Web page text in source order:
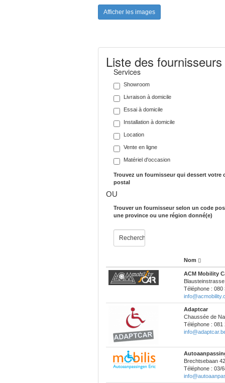
Afficher les images
Liste des fournisseurs
Services
Showroom
Livraison à domicile
Essai à domicile
Installation à domicile
Location
Vente en ligne
Matériel d'occasion
Trouvez un fournisseur qui dessert votre
postal
OU
Trouver un fournisseur selon un code
une province ou une région donné(e)
Nom
ACM Mobility
Téléphone : 080
Adaptcar
Chaussée de
Téléphone : 081
Brechtsebaan
Téléphone : 03/